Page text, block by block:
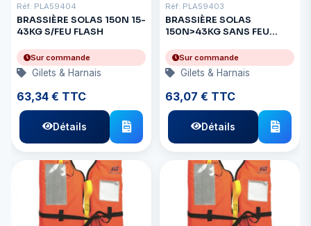
Réf: PLA59404
BRASSIÈRE SOLAS 150N 15-
43KG S/FEU FLASH
Sur commande
Gilets & Harnais
63,34 € TTC
Détails
Réf: PLA59403
BRASSIÈRE SOLAS
150N>43KG SANS FEU
Sur commande
Gilets & Harnais
63,07 € TTC
Détails